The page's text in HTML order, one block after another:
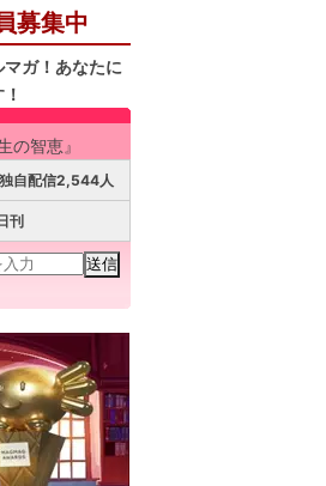
募集中
ガ！あなたに
の智恵』
自配信2,544人
刊